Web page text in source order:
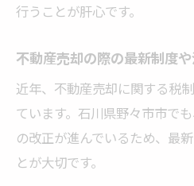
行うことが肝心です。
不動産売却の際の最新制度
近年、不動産売却に関する税
ています。石川県野々市市で
の改正が進んでいるため、最
とが大切です。